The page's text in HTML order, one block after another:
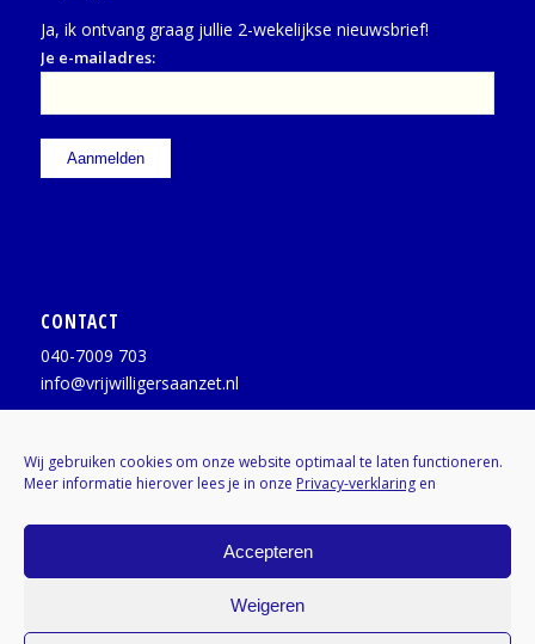
Wij gebruiken cookies om onze website optimaal te laten functioneren.
Meer informatie hierover lees je in onze Privacy-verklaring en
Accepteren
Weigeren
Ja, ik ontvang graag jullie 2-wekelijkse nieuwsbrief!
Je e-mailadres:
CONTACT
040-7009 703
info@vrijwilligersaanzet.nl
X / Twitter:@vrijwilligerAZ
Kenniscentrumvrijwilligers